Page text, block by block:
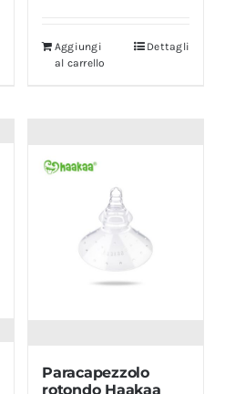
Aggiungi
al carrello
Dettagli
Paracapezzolo
rotondo Haakaa